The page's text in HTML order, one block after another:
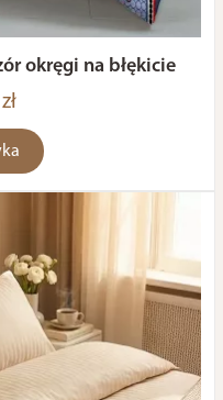
okręgi na błękicie